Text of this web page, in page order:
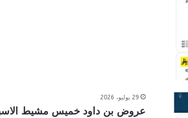
29 يوليو، 2026